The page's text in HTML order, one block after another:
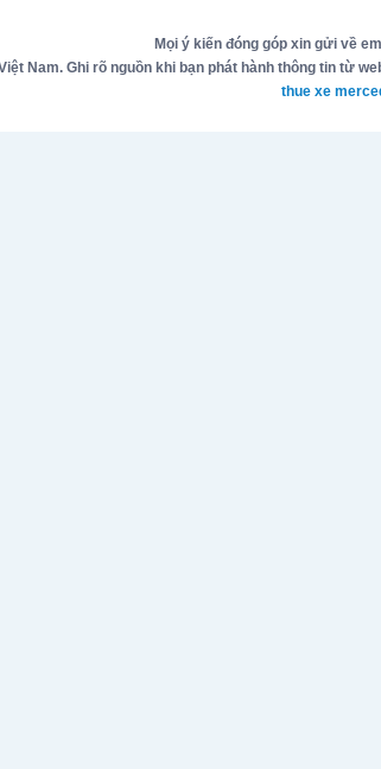
Mọi ý kiến đóng góp xin gửi về
Nam. Ghi rõ nguồn khi bạn phát hành thông tin từ
thue xe